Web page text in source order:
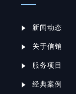
新闻动态
关于信销
服务项目
经典案例